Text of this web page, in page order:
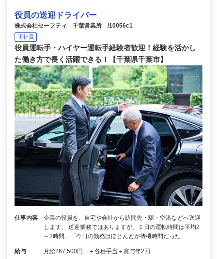
役員の送迎ドライバー
株式会社セーフティ 千葉営業所 /10056c1
正社員
役員運転手・ハイヤー運転手経験者歓迎！経験を活かし
た働き方で長く活躍できる！【千葉県千葉市】
仕事内容
企業の役員を、自宅や会社から訪問先・駅・空港などへ送迎
します。 送迎業務ではありますが、１日の運転時間は平均2
～3時間。「今日の勤務はほとんどが待機時間だった…
給与 月給267,500円 ＋各種手当＋賞与年2回